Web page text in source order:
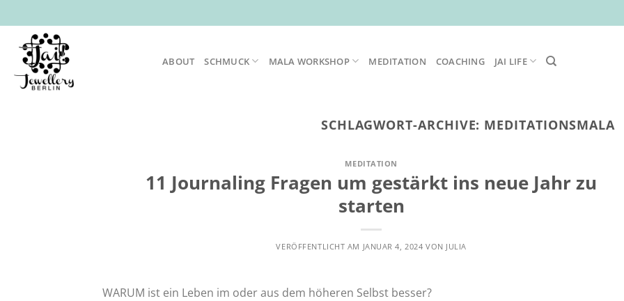
Inhalt
springen
ABOUT SCHMUCK MALA WORKSHOP MEDITATION COACHING JAI LIFE
SCHLAGWORT-ARCHIVE: MEDITATIONSMALA
MEDITATION
11 Journaling Fragen um gestärkt ins neue Jahr zu
starten
VERÖFFENTLICHT AM JANUAR 4, 2024 VON JULIA
WARUM ist ein Leben im oder aus dem höheren Selbst besser?